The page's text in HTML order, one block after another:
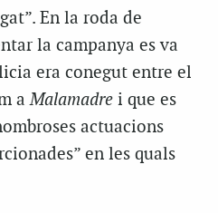
En la roda de
la campanya es va
era conegut entre el
aMalamadre i que es
actuacions
en les quals